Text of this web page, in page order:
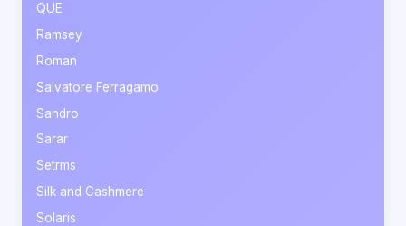
QUE
Ramsey
Roman
Salvatore Ferragamo
Sandro
Sarar
Setrms
Silk and Cashmere
Solaris